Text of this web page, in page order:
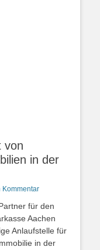
von
in der
Kommentar
für den
Aachen
Anlaufstelle für
in der